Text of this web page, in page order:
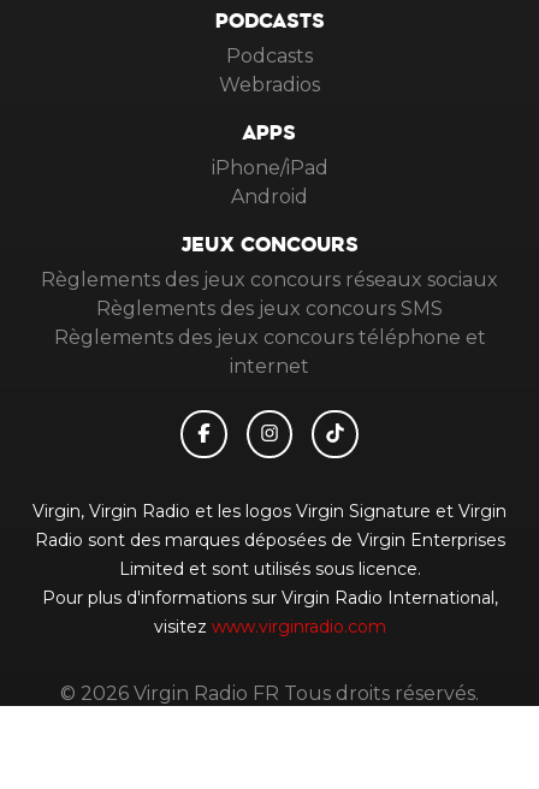
PODCASTS
Podcasts
Webradios
APPS
iPhone/iPad
Android
JEUX CONCOURS
Règlements des jeux concours réseaux sociaux
Règlements des jeux concours SMS
Règlements des jeux concours téléphone et
internet
Virgin, Virgin Radio et les logos Virgin Signature et Virgin
Radio sont des marques déposées de Virgin Enterprises
Limited et sont utilisés sous licence.
Pour plus d'informations sur Virgin Radio International,
visitez www.virginradio.com
© 2026 Virgin Radio FR Tous droits réservés.